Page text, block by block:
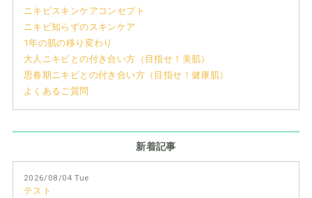
ニキビスキンケアコンセプト
ニキビ知らずのスキンケア
1年の肌の移り変わり
大人ニキビとの付き合い方（目指せ！美肌）
思春期ニキビとの付き合い方（目指せ！健康肌）
よくあるご質問
新着記事
2026/08/04 Tue
テスト